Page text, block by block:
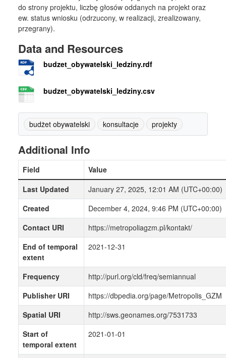
do strony projektu, liczbę głosów oddanych na projekt oraz
ew. status wniosku (odrzucony, w realizacji, zrealizowany,
przegrany).
Data and Resources
budzet_obywatelski_ledziny.rdf
budzet_obywatelski_ledziny.csv
budżet obywatelski konsultacje projekty
Additional Info
Field
Value
Last Updated
January 27, 2025, 12:01 AM (UTC+00:00)
Created
December 4, 2024, 9:46 PM (UTC+00:00)
Contact URI
https://metropoliagzm.pl/kontakt/
End of temporal
extent
2021-12-31
Frequency
http://purl.org/cld/freq/semiannual
Publisher URI
https://dbpedia.org/page/Metropolis_GZM
Spatial URI
http://sws.geonames.org/7531733
Start of
temporal extent
2021-01-01